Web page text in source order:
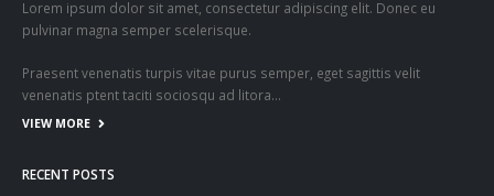
Lorem ipsum dolor sit amet, consectetur adipiscing elit. Donec eu
pulvinar magna semper scelerisque.
Praesent venenatis turpis vitae purus semper, eget sagittis velit
venenatis ptent taciti sociosqu ad litora…
VIEW MORE
RECENT POSTS